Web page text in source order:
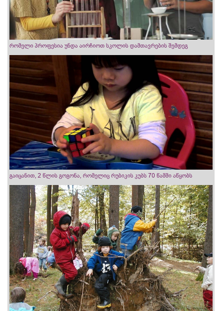
რომელი პროფესია უნდა აირჩიოთ სკოლის დამთავრების შემდეგ
გაიცანით, 2 წლის გოგონა, რომელიც რუბიკის კუბს 70 წამში აწყობს